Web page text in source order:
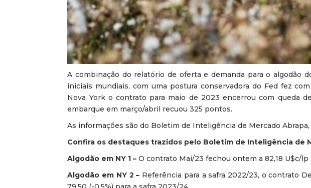
A combinação do relatório de oferta e demanda para o algodão
iniciais mundiais, com uma postura conservadora do Fed fez
Nova York o contrato para maio de 2023 encerrou com queda
embarque em março/abril recuou 325 pontos.
As informações são do Boletim de Inteligência de Mercado
Confira os destaques trazidos pelo Boletim de Inteligência de
Algodão em NY 1 – O contrato Mai/23 fechou ontem a 82,18 U$c/lp
Algodão em NY 2 – Referência para a safra 2022/23, o contrato